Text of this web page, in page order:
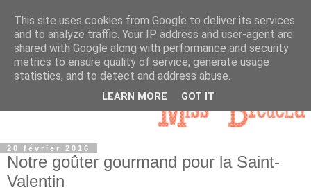
20 février 2016
Notre goûter gourmand pour la Saint-
Valentin
This site uses cookies from Google to deliver its services
and to analyze traffic. Your IP address and user-agent are
shared with Google along with performance and security
metrics to ensure quality of service, generate usage
statistics, and to detect and address abuse.
LEARN MORE GOT IT